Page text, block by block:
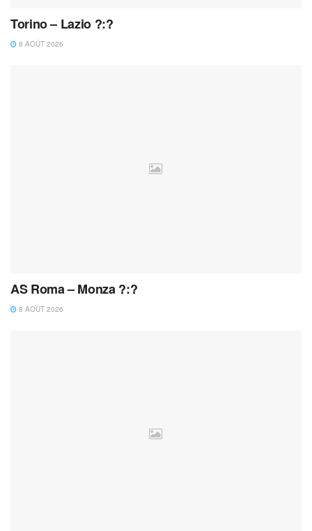
Torino – Lazio ?:?
8 AOÛT 2026
AS Roma – Monza ?:?
8 AOÛT 2026